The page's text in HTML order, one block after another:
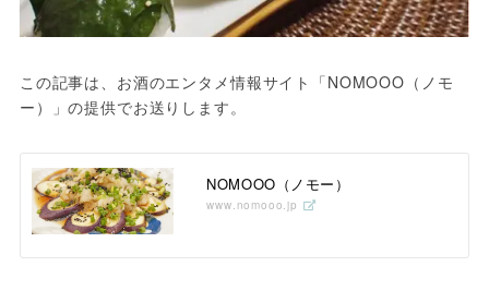
この記事は、お酒のエンタメ情報サイト「NOMOOO（ノモ
ー）」の提供でお送りします。
NOMOOO（ノモー）
www.nomooo.jp